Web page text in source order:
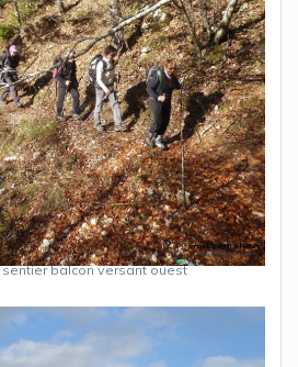
sentier balcon versant ouest